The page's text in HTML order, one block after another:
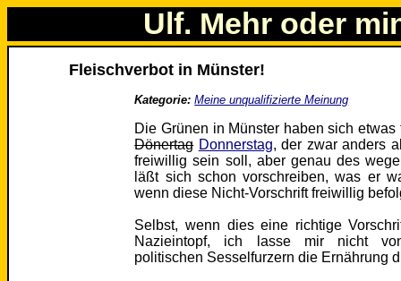
Ulf. Mehr oder
Fleischverbot in Münster!
Kategorie: Meine unqualifizierte Meinung
Die Grünen in Münster haben sich
Dönertag Donnerstag, der zwar anders
freiwillig sein soll, aber genau des
läßt sich schon vorschreiben, was er
wenn diese Nicht-Vorschrift freiwillig
Selbst, wenn dies eine richtige
Nazieintopf, ich lasse mir nicht
politischen Sesselfurzern die Ernährung